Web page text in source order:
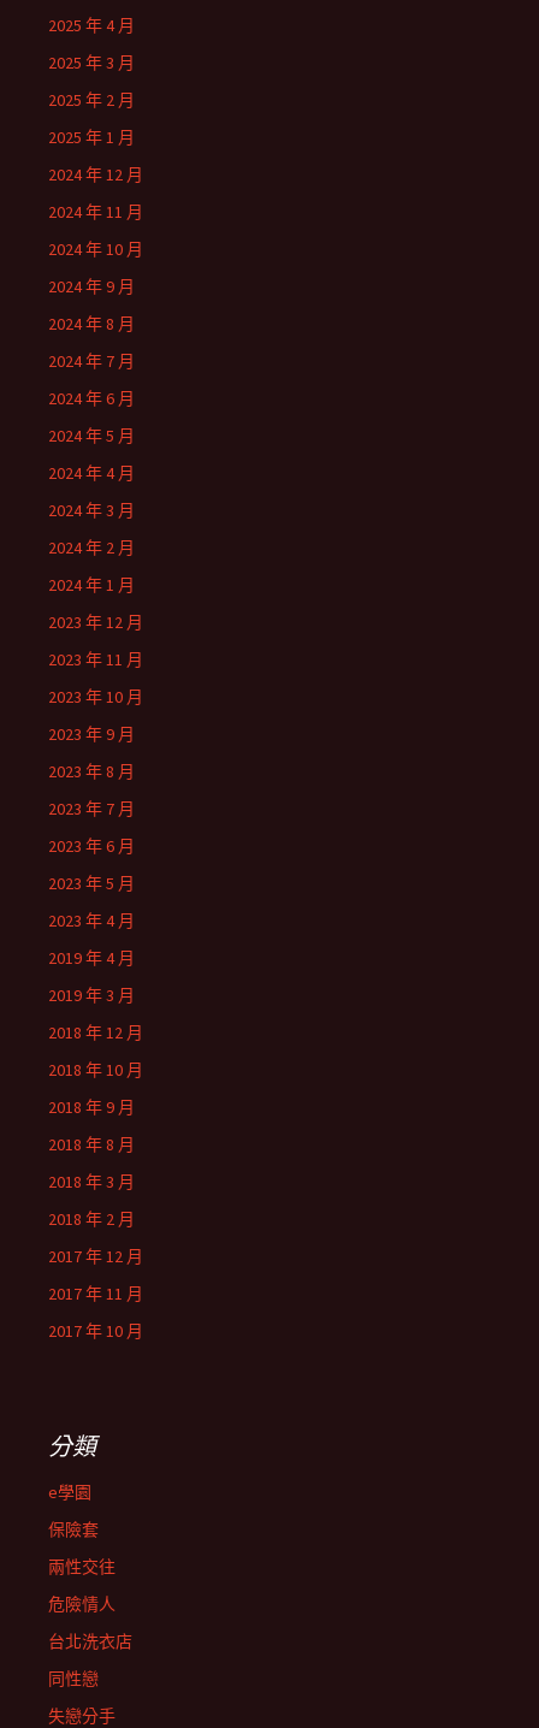
2025 年 4 月
2025 年 3 月
2025 年 2 月
2025 年 1 月
2024 年 12 月
2024 年 11 月
2024 年 10 月
2024 年 9 月
2024 年 8 月
2024 年 7 月
2024 年 6 月
2024 年 5 月
2024 年 4 月
2024 年 3 月
2024 年 2 月
2024 年 1 月
2023 年 12 月
2023 年 11 月
2023 年 10 月
2023 年 9 月
2023 年 8 月
2023 年 7 月
2023 年 6 月
2023 年 5 月
2023 年 4 月
2019 年 4 月
2019 年 3 月
2018 年 12 月
2018 年 10 月
2018 年 9 月
2018 年 8 月
2018 年 3 月
2018 年 2 月
2017 年 12 月
2017 年 11 月
2017 年 10 月
分類
e學園
保險套
兩性交往
危險情人
台北洗衣店
同性戀
失戀分手